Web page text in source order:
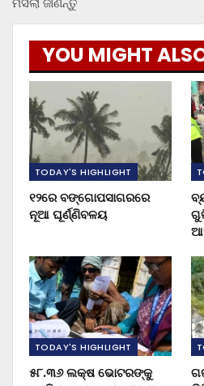
YOU MIGHT
TODAY'S HIGHLIGHT
୧୨ରେ ବଙ୍ଗୋପସାଗରରେ
ନୂଆ ଘୂର୍ଣ୍ଣିବଳୟ
TODAY'S HIGHLIGHT
୫୮.୩୬ ଲକ୍ଷ ଭୋଟରଙ୍କୁ